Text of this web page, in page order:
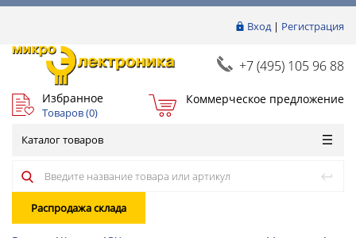
Вход| Регистрация
+7 (495) 105 96 88
Избранное
Товаров (0)
Коммерческое предложение
Каталог товаров
Распродажа склада